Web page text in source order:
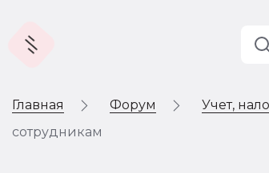
Главная Форум Учет,
сотрудникам
Учет и
налогообложение